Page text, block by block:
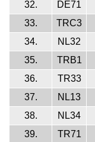
32.
DE71
33.
TRC3
34.
NL32
35.
TRB1
36.
TR33
37.
NL13
38.
NL34
39.
TR71